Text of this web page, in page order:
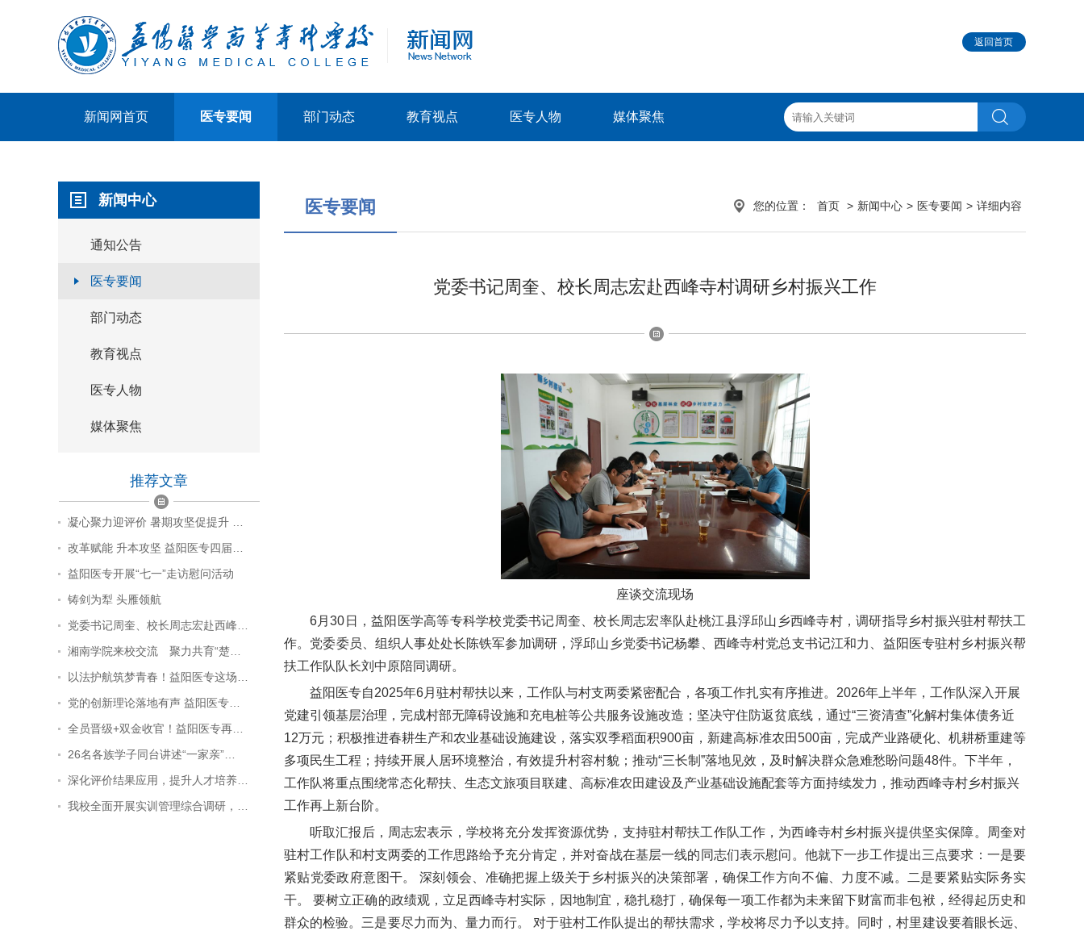
返回首页
新闻网首页 医专要闻 部门动态 教育视点 医专人物 媒体聚焦
新闻中心
通知公告
医专要闻
部门动态
教育视点
医专人物
媒体聚焦
推荐文章
凝心聚力迎评价 暑期攻坚促提升 …
改革赋能 升本攻坚 益阳医专四届…
益阳医专开展“七一”走访慰问活动
铸剑为犁 头雁领航
党委书记周奎、校长周志宏赴西峰…
湘南学院来校交流 聚力共育“楚…
以法护航筑梦青春！益阳医专这场…
党的创新理论落地有声 益阳医专…
全员晋级+双金收官！益阳医专再…
26名各族学子同台讲述“一家亲”…
深化评价结果应用，提升人才培养…
我校全面开展实训管理综合调研，…
您的位置： 首页 > 新闻中心 > 医专要闻 > 详细内容
医专要闻
党委书记周奎、校长周志宏赴西峰寺村调研乡村振兴工作
座谈交流现场
6月30日，益阳医学高等专科学校党委书记周奎、校长周志宏率队赴桃江县浮邱山乡西峰寺村，调研指导乡村振兴驻村帮扶工
作。党委委员、组织人事处处长陈铁军参加调研，浮邱山乡党委书记杨攀、西峰寺村党总支书记江和力、益阳医专驻村乡村振兴帮
扶工作队队长刘中原陪同调研。
益阳医专自2025年6月驻村帮扶以来，工作队与村支两委紧密配合，各项工作扎实有序推进。2026年上半年，工作队深入开展
党建引领基层治理，完成村部无障碍设施和充电桩等公共服务设施改造；坚决守住防返贫底线，通过“三资清查”化解村集体债务近
12万元；积极推进春耕生产和农业基础设施建设，落实双季稻面积900亩，新建高标准农田500亩，完成产业路硬化、机耕桥重建等
多项民生工程；持续开展人居环境整治，有效提升村容村貌；推动“三长制”落地见效，及时解决群众急难愁盼问题48件。下半年，
工作队将重点围绕常态化帮扶、生态文旅项目联建、高标准农田建设及产业基础设施配套等方面持续发力，推动西峰寺村乡村振兴
工作再上新台阶。
听取汇报后，周志宏表示，学校将充分发挥资源优势，支持驻村帮扶工作队工作，为西峰寺村乡村振兴提供坚实保障。周奎对
驻村工作队和村支两委的工作思路给予充分肯定，并对奋战在基层一线的同志们表示慰问。他就下一步工作提出三点要求：一是要
紧贴党委政府意图干。 深刻领会、准确把握上级关于乡村振兴的决策部署，确保工作方向不偏、力度不减。二是要紧贴实际务实
干。 要树立正确的政绩观，立足西峰寺村实际，因地制宜，稳扎稳打，确保每一项工作都为未来留下财富而非包袱，经得起历史和
群众的检验。三是要尽力而为、量力而行。 对于驻村工作队提出的帮扶需求，学校将尽力予以支持。同时，村里建设要着眼长远、